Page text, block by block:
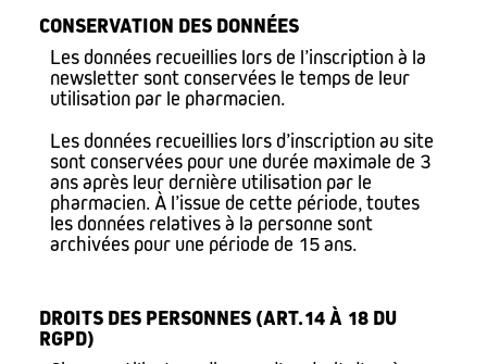
CONSERVATION DES DONNÉES
Les données recueillies lors de l’inscription à la
newsletter sont conservées le temps de leur
utilisation par le pharmacien.
Les données recueillies lors d’inscription au site
sont conservées pour une durée maximale de 3
ans après leur dernière utilisation par le
pharmacien. À l’issue de cette période, toutes
les données relatives à la personne sont
archivées pour une période de 15 ans.
DROITS DES PERSONNES (ART.14 À 18 DU
RGPD)